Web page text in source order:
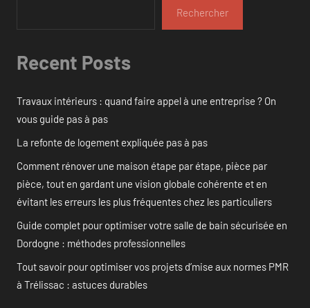
Rechercher
Recent Posts
Travaux intérieurs : quand faire appel à une entreprise ? On
vous guide pas à pas
La refonte de logement expliquée pas à pas
Comment rénover une maison étape par étape, pièce par
pièce, tout en gardant une vision globale cohérente et en
évitant les erreurs les plus fréquentes chez les particuliers
Guide complet pour optimiser votre salle de bain sécurisée en
Dordogne : méthodes professionnelles
Tout savoir pour optimiser vos projets d’mise aux normes PMR
à Trélissac : astuces durables